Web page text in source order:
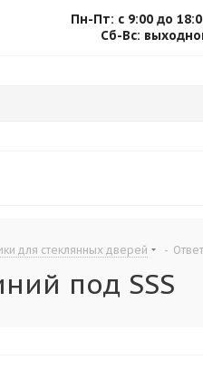
Пн-Пт: с 9:00 до
Сб-Вс:
для стеклянных дверей -
под SSS